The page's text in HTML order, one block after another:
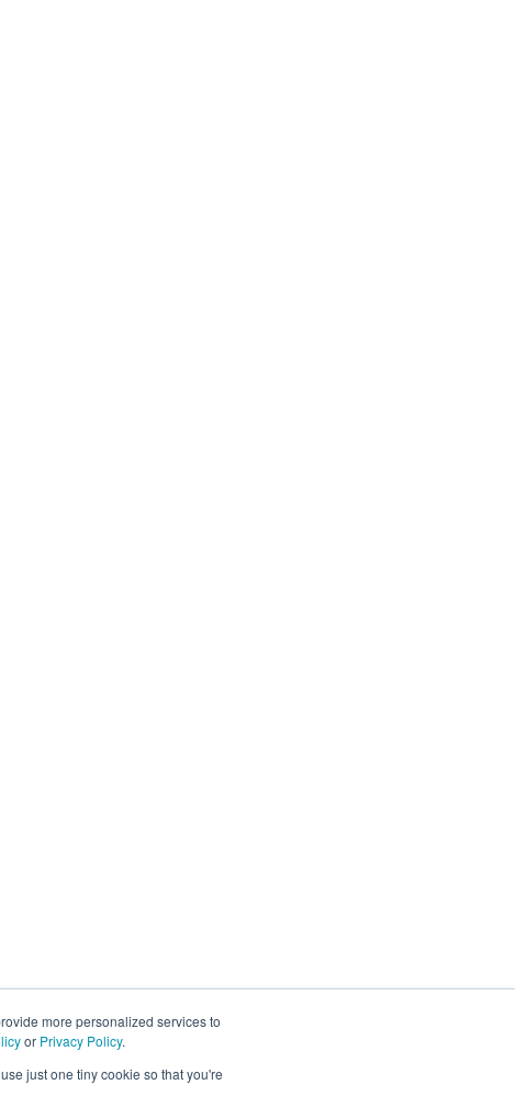
more personalized services to
or Privacy Policy.
just one tiny cookie so that you're